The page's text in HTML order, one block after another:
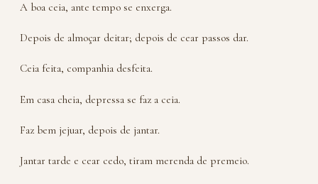
A boa ceia, ante tempo se enxerga.
Depois de almoçar deitar; depois de cear passos dar.
Ceia feita, companhia desfeita.
Em casa cheia, depressa se faz a ceia.
Faz bem jejuar, depois de jantar.
Jantar tarde e cear cedo, tiram merenda de premeio.